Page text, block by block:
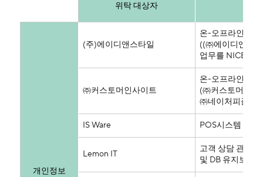
위탁 대상자
개인정보
(주)에이디앤스타일
온-오프라인 회
((㈜에이디앤스
업무를 NICE평
㈜커스토머인사이트
온-오프라인 매
(㈜커스토머인사
㈜네이처피플에
IS Ware POS시스템 모듈
Lemon IT
고객 상담 관리
및 DB 유지보수